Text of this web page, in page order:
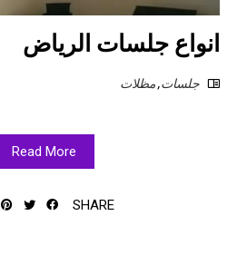
انواع جلسات الرياض
جلسات,مظلات
Read More
SHARE